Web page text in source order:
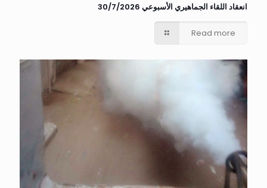
انعقاد اللقاء الجماهيري الأسبوعي 30/7/2026
Read more